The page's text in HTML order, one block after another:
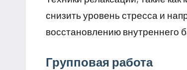
снизить уровень стресса и
восстановлению внутреннего
Групповая работа